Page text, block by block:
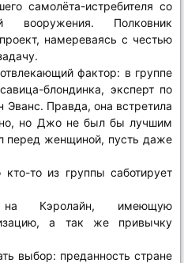
самолёта-истребителя со
вооружения. Полковник
намереваясь с честью
фактор: в группе
блондинка, эксперт по
Правда, она встретила
но Джо не был бы лучшим
перед женщиной, пусть даже
то из группы саботирует
на Кэролайн, имеющую
а так же привычку
выбор: преданность стране